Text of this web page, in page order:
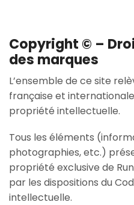
Copyright © –
des marques
L’ensemble de ce site
française et
propriété intellectuelle.
Tous les éléments
photographies, etc.)
propriété exclusive de
par les dispositions du
intellectuelle.